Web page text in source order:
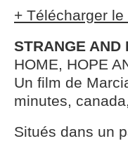
+ Télécharger le
STRANGE AND
HOME, HOPE
Un film de
minutes,
Situés dans un